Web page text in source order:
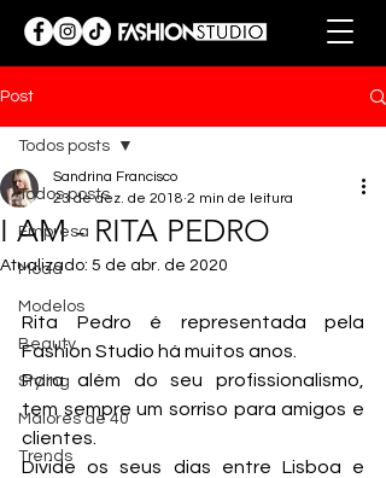
Post
Todos posts
Empresa
Moda
Modelos
Beauty
Styling
Maiores de 40
Trends
Todos posts
I AM - RITA PEDRO
Sandrina Francisco
23 de dez. de 2018 2 min de leitura
Atualizado: 5 de abr. de 2020
Rita Pedro é representada pela
Fashion Studio há muitos anos.
Para além do seu profissionalismo,
tem sempre um sorriso para amigos e
clientes.
Divide os seus dias entre Lisboa e